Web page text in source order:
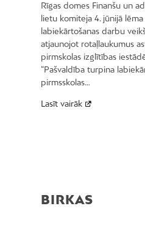
Rīgas domes Finanšu un
lietu komiteja 4. jūnijā
labiekārtošanas darbu
atjaunojot rotaļlaukumus
pirmskolas izglītības
“Pašvaldība turpina
pirmsskolas…
Lasīt vairāk
BIRKAS